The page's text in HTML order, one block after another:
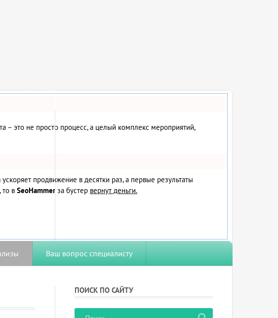
– это не просто процесс, а целый комплекс мероприятий,
ускоряет продвижение в десятки раз, а первые результаты
в SeoHammerза бустер вернут деньги.
Ваш вопрос специалисту
ПОИСК ПО САЙТУ